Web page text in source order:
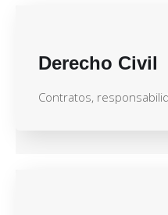
Derecho Civil
Contratos,